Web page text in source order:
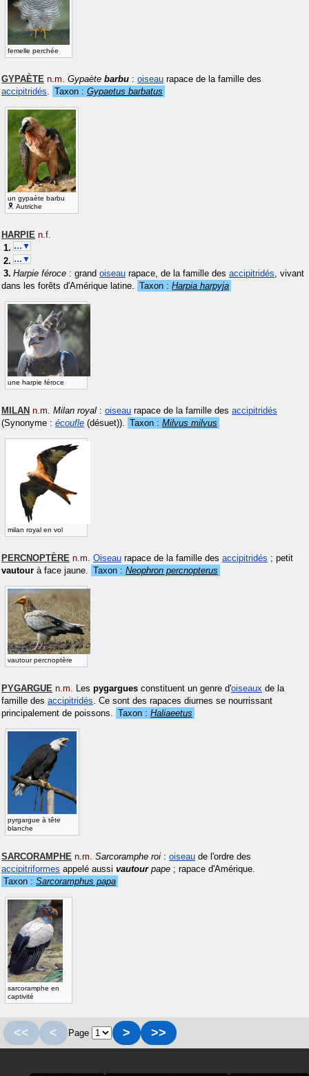
femelle perchée
GYPAÈTE n.m. Gypaète barbu : oiseau rapace de la famille des
accipitridés. Taxon : Gypaetus barbatus
un gypaète barbu
Autriche
HARPIE n.f.
…▼
…▼
Harpie féroce : grand oiseau rapace, de la famille des accipitridés, vivant
dans les forêts d'Amérique latine. Taxon : Harpia harpyja
une harpie féroce
MILAN n.m. Milan royal : oiseau rapace de la famille des accipitridés
(Synonyme : écoufle (désuet)). Taxon : Milvus milvus
milan royal en vol
PERCNOPTÈRE n.m. Oiseau rapace de la famille des accipitridés ; petit
vautour à face jaune. Taxon : Neophron percnopterus
vautour percnoptère
PYGARGUE n.m. Les pygargues constituent un genre d'oiseaux de la
famille des accipitridés. Ce sont des rapaces diurnes se nourrissant
principalement de poissons. Taxon : Haliaeetus
pyrgargue à tête
blanche
SARCORAMPHE n.m. Sarcoramphe roi : oiseau de l'ordre des
accipitriformes appelé aussi vautourpape ; rapace d'Amérique.
Taxon : Sarcoramphus papa
sarcoramphe en
captivité
<< < Page > >>